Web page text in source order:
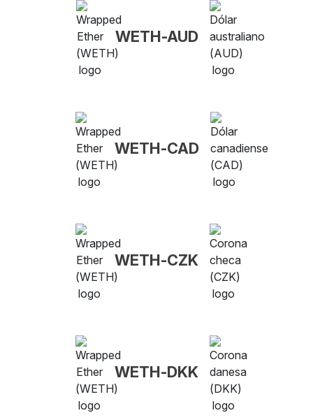
WETH-AUD
WETH-CAD
WETH-CZK
WETH-DKK